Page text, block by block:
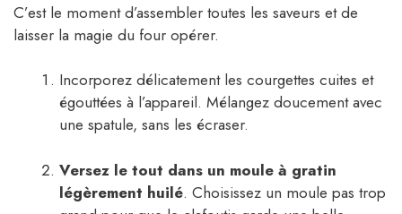
C’est le moment d’assembler toutes les saveurs et de
laisser la magie du four opérer.
Incorporez délicatement les courgettes cuites et
égouttées à l’appareil. Mélangez doucement avec
une spatule, sans les écraser.
Versez le tout dans un moule à gratin
légèrement huilé. Choisissez un moule pas trop